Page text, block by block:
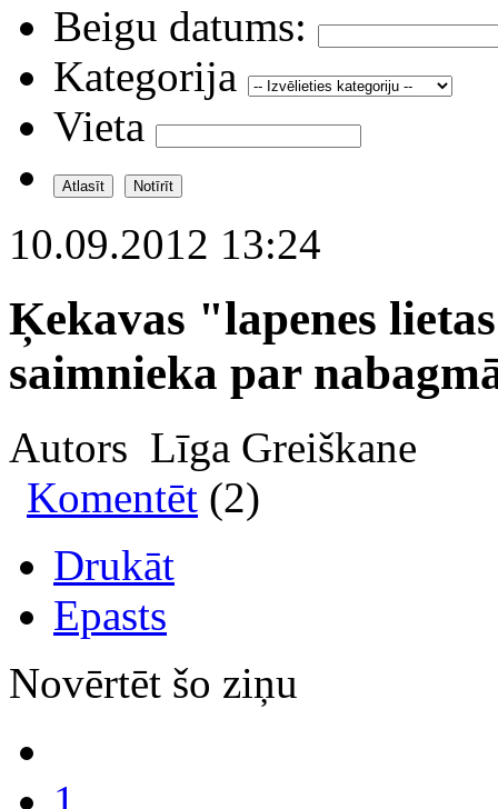
Beigu datums:
Kategorija
Vieta
10.09.2012 13:24
Ķekavas "lapenes
saimnieka par
Autors Līga Greiškane
Komentēt (2)
Drukāt
Epasts
Novērtēt šo ziņu